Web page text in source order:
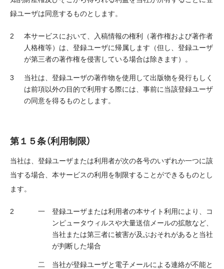
録ユーザは同意するものとします。
本サービスにおいて、入稿情報の権利（著作権および著作者
人格権等）は、登録ユーザに帰属します（但し、登録ユーザ
が第三者の著作権を侵害している場合は除きます）。
当社は、登録ユーザの著作物を使用して出版物を発行もしく
は前項以外の目的で利用する際には、事前に当該登録ユーザ
の同意を得るものとします。
第１５条（利用制限）
当社は、登録ユーザまたは利用者が次の各号のいずれか一つに該
当する場合、本サービスの利用を制限することができるものとし
ます。
登録ユーザまたは利用者の本サイト利用により、コ
ンピュータウィルスや大量送信メールの拡散など、
当社または第三者に被害が及ぶおそれがあると当社
が判断した場合
当社が登録ユーザと電子メールによる連絡が不能と